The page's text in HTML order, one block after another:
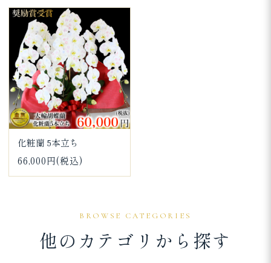
化粧蘭 5本立ち
66,000円(税込)
BROWSE CATEGORIES
他のカテゴリから探す